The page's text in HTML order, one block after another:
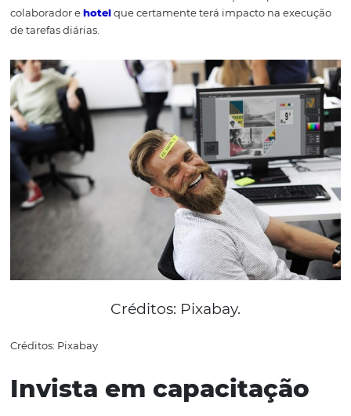
Motivação
Antes de um funcionário com uma tarefa a realizar, seus
colaboradores são sereshumanoscom objetivos
sentimentos. De nada adianta seguir os melhores
ser um ótimo profissional se não há satisfação em
as atividades na empresa.
Para além de questões
de um profissional ocorre no dia-a-dia da
Implemente pequenas ações que tenham como foco a
qualidade de vida do empregado dentro e fora do seu
objetivos alcançados e apoie possíveis projetos pessoais.
Todas essas atitudes estabelecem uma relação de
colaborador e
que certamente terá impacto na
de tarefas diárias.